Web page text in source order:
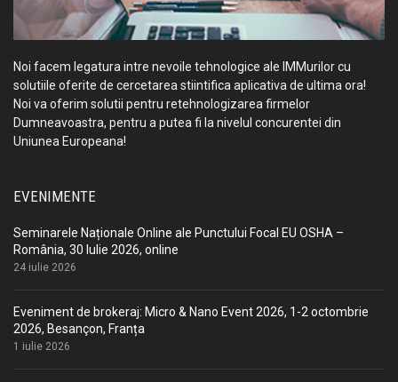
Noi facem legatura intre nevoile tehnologice ale IMMurilor cu
solutiile oferite de cercetarea stiintifica aplicativa de ultima ora!
Noi va oferim solutii pentru retehnologizarea firmelor
Dumneavoastra, pentru a putea fi la nivelul concurentei din
Uniunea Europeana!
EVENIMENTE
Seminarele Naționale Online ale Punctului Focal EU OSHA –
România, 30 Iulie 2026, online
24 iulie 2026
Eveniment de brokeraj: Micro & Nano Event 2026, 1-2 octombrie
2026, Besançon, Franța
1 iulie 2026